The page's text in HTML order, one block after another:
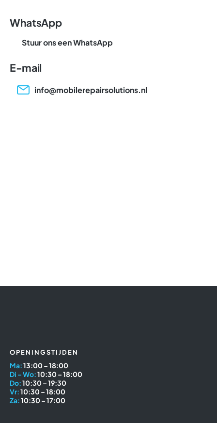
WhatsApp
Stuur ons een WhatsApp
E-mail
info@mobilerepairsolutions.nl
OPENINGSTIJDEN
Ma:13:00 – 18:00
Di – Wo:10:30 – 18:00
Do:10:30 – 19:30
Vr:10:30 – 18:00
Za:10:30 – 17:00